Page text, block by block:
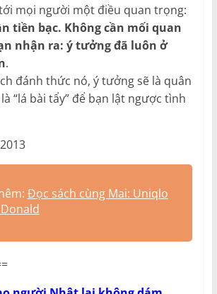
mọi người một điều quan trọng:
tiền bạc. Không cần mối quan
nhận ra: ý tưởng đã luôn ở
.
đánh thức nó, ý tưởng sẽ là quân
“lá bài tẩy” để bạn lật ngược tình
Đọc sách cùng Mai: Uniqlo